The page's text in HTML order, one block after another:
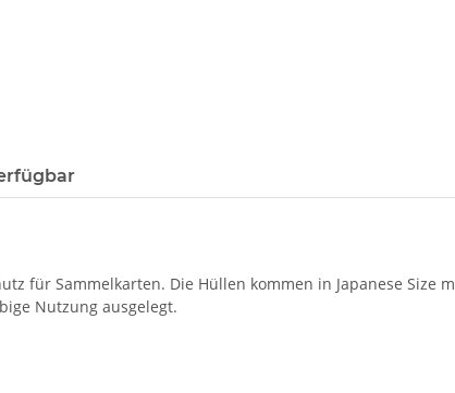
für Sammelkarten. Die Hüllen kommen in Japanese Size
Nutzung ausgelegt.